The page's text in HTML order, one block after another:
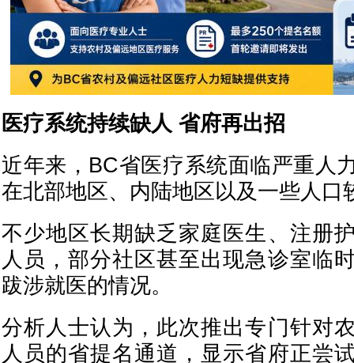
医疗系统持续缺人 省府再出招
近年来，BC省医疗系统面临严重人
在北部地区、内陆地区以及一些人口
不少地区长期缺乏家庭医生、注册
人员，部分社区甚至出现急诊室临
跋涉就医的情况。
分析人士认为，此次推出专门针对
人员的省提名通道，显示省府正尝